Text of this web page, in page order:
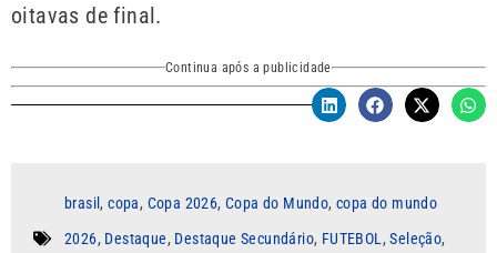
oitavas de final.
Continua após a publicidade
brasil,copa, Copa 2026,Copa do Mundo,copa do mundo
2026, Destaque, Destaque Secundário, FUTEBOL ,Seleção,